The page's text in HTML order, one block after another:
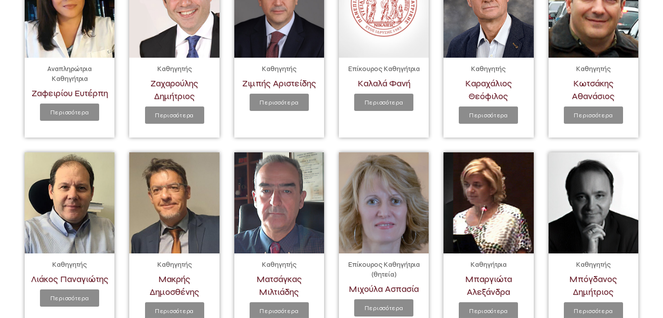
Αναπληρώτρια
Καθηγήτρια
Ζαφειρίου Ευτέρπη
Περισσότερα
Καθηγητής
Ζαχαρούλης
Δημήτριος
Περισσότερα
Καθηγητής
Ζιμπής Αριστείδης
Περισσότερα
Επίκουρος Καθηγήτρια
Καλαλά Φανή
Περισσότερα
Καθηγητής
Καραχάλιος
Θεόφιλος
Περισσότερα
Καθηγητής
Κωτσάκης
Αθανάσιος
Περισσότερα
Καθηγητής
Λιάκος Παναγιώτης
Περισσότερα
Καθηγητής
Μακρής
Δημοσθένης
Περισσότερα
Καθηγητής
Ματσάγκας
Μιλτιάδης
Περισσότερα
Επίκουρος Καθηγήτρια
(θητεία)
Μιχούλα Ασπασία
Περισσότερα
Καθηγήτρια
Μπαργιώτα
Αλεξάνδρα
Περισσότερα
Καθηγητής
Μπόγδανος
Δημήτριος
Περισσότερα